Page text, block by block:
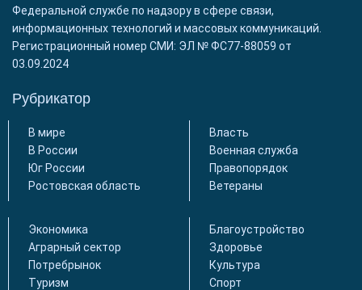
Федеральной службе по надзору в сфере связи,
информационных технологий и массовых коммуникаций.
Регистрационный номер СМИ: ЭЛ № ФС77-88059 от
03.09.2024
Рубрикатор
В мире
В России
Юг России
Ростовская область
Власть
Военная служба
Правопорядок
Ветераны
Экономика
Аграрный сектор
Потребрынок
Туризм
Благоустройство
Здоровье
Культура
Спорт